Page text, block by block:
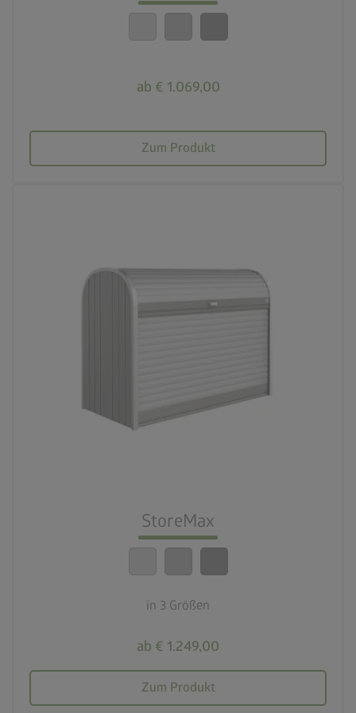
ab € 1.069,00
Zum Produkt
StoreMax
in 3 Größen
ab € 1.249,00
Zum Produkt
calendar_month
20 Jahre Garantie